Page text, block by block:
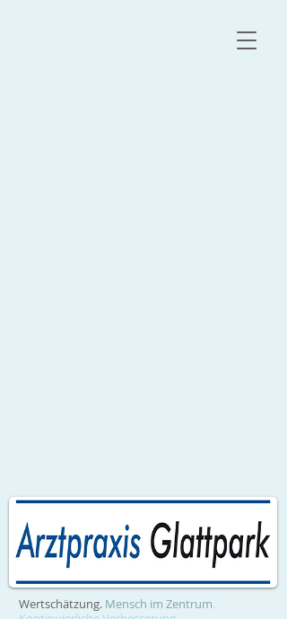
Wertschätzung. Mensch im Zentrum.